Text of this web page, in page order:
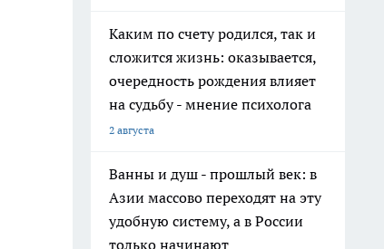
Каким по счету родился, так и
сложится жизнь: оказывается,
очередность рождения влияет
на судьбу - мнение психолога
2 августа
Ванны и душ - прошлый век: в
Азии массово переходят на эту
удобную систему, а в России
только начинают